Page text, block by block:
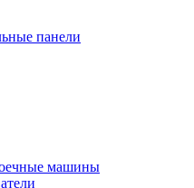
панели
машины